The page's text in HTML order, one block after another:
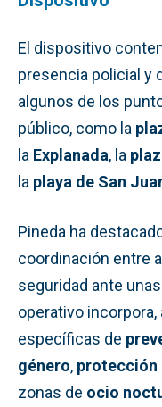
El dispositivo
presencia policial y
algunos de los
público, como la
la Explanada, la
la playa de San
Pineda ha
coordinación entre
seguridad ante
operativo
específicas de
género, protección
zonas de ocio